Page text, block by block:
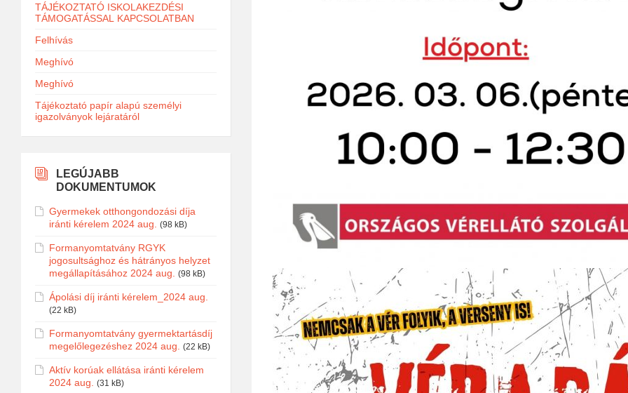
TÁJÉKOZTATÓ ISKOLAKEZDÉSI
TÁMOGATÁSSAL KAPCSOLATBAN
Felhívás
Meghívó
Meghívó
Tájékoztató papír alapú személyi
igazolványok lejáratáról
LEGÚJABB
DOKUMENTUMOK
Gyermekek otthongondozási díja
iránti kérelem 2024 aug.
(98 kB)
Formanyomtatvány RGYK
jogosultsághoz és hátrányos helyzet
megállapításához 2024 aug.
(98 kB)
Ápolási díj iránti kérelem_2024 aug.
(22 kB)
Formanyomtatvány gyermektartásdíj
megelőlegezéshez 2024 aug.
(22 kB)
Aktív korúak ellátása iránti kérelem
2024 aug.
(31 kB)